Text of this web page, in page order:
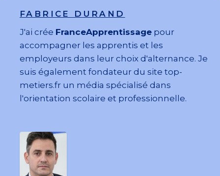
FABRICE DURAND
J'ai crée FranceApprentissage pour
accompagner les apprentis et les
employeurs dans leur choix d'alternance. Je
suis également fondateur du site top-
metiers.fr un média spécialisé dans
l'orientation scolaire et professionnelle.